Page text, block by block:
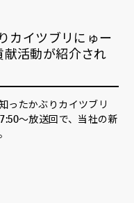
カイツブリにゅー
活動が紹介され
ったかぶりカイツブリ
～放送回で、当社の新